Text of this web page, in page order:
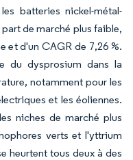
batteries nickel-métal-
de marché plus faible,
et d'un CAGR de 7,26 %.
du dysprosium dans la
notamment pour les
et les éoliennes.
niches de marché plus
verts et l'yttrium
heurtent tous deux à des